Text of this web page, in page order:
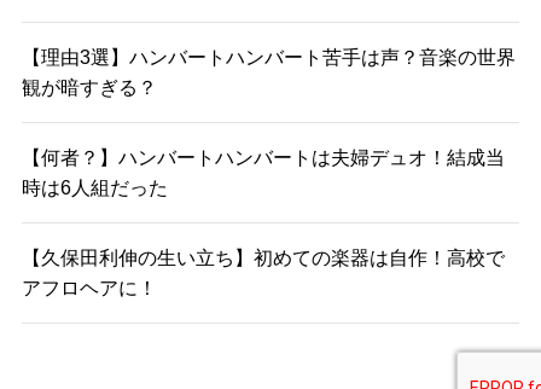
【理由3選】ハンバートハンバート苦手は声？音楽の世界
観が暗すぎる？
【何者？】ハンバートハンバートは夫婦デュオ！結成当
時は6人組だった
【久保田利伸の生い立ち】初めての楽器は自作！高校で
アフロヘアに！